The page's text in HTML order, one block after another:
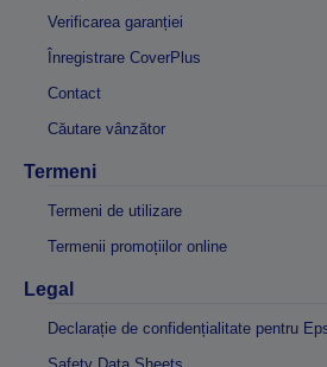
Verificarea garanției
Înregistrare CoverPlus
Contact
Căutare vânzător
Termeni
Termeni de utilizare
Termenii promoțiilor online
Legal
Declarație de confidențialitate pentru